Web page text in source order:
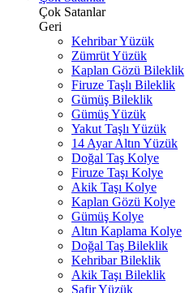
Çok Satanlar
Geri
Kehribar Yüzük
Zümrüt Yüzük
Kaplan Gözü Bileklik
Firuze Taşlı Bileklik
Gümüş Bileklik
Gümüş Yüzük
Yakut Taşlı Yüzük
14 Ayar Altın Yüzük
Doğal Taş Kolye
Firuze Taşı Kolye
Akik Taşı Kolye
Kaplan Gözü Kolye
Gümüş Kolye
Altın Kaplama Kolye
Doğal Taş Bileklik
Kehribar Bileklik
Akik Taşı Bileklik
Safir Yüzük